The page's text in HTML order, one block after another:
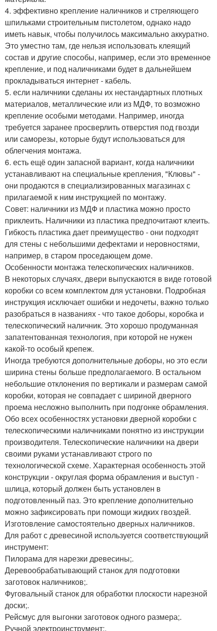
4. эффективно крепление наличников и стреляющего
шпильками строительным пистолетом, однако надо
иметь навык, чтобы получилось максимально аккуратно.
Это уместно там, где нельзя использовать клеящий
состав и другие способы, например, если это временное
крепление, и под наличниками будет в дальнейшем
прокладываться интернет - кабель.
5. если наличники сделаны их нестандартных плотных
материалов, металлические или из МДФ, то возможно
крепление особыми методами. Например, иногда
требуется заранее просверлить отверстия под гвозди
или саморезы, которые будут использоваться для
облегчения монтажа.
6. есть ещё один запасной вариант, когда наличники
устанавливают на специальные крепления, "Клювы" -
они продаются в специализированных магазинах с
прилагаемой к ним инструкцией по монтажу.
Совет: наличники из МДФ и пластика можно просто
приклеить. Наличники из пластика предпочитают клеить.
Гибкость пластика дает преимущество - они подходят
для стены с небольшими дефектами и неровностями,
например, в старом проседающем доме.
Особенности монтажа телескопических наличников.
В некоторых случаях, двери выпускаются в виде готовой
коробки со всем комплектом для установки. Подробная
инструкция исключает ошибки и недочеты, важно только
разобраться в названиях - что такое доборы, коробка и
телескопический наличник. Это хорошо продуманная
запатентованная технология, при которой не нужен
какой-то особый крепеж.
Иногда требуются дополнительные доборы, но это если
ширина стены больше предполагаемого. В остальном
небольшие отклонения по вертикали и размерам самой
коробки, которая не совпадает с шириной дверного
проема несложно выполнить при подгонке обрамления.
Обо всех особенностях установки дверной коробки с
телескопическими наличниками понятно из инструкции
производителя. Телескопические наличники на двери
своими руками устанавливают строго по
технологической схеме. Характерная особенность этой
конструкции - округлая форма обрамления и выступ -
шлица, который должен быть установлен в
подготовленный паз. Это крепление дополнительно
можно зафиксировать при помощи жидких гвоздей.
Изготовление самостоятельно дверных наличников.
Для работ с древесиной используется соответствующий
инструмент:
Пилорама для нарезки древесины;.
Деревообрабатывающий станок для подготовки
заготовок наличников;.
Фуговальный станок для обработки плоскости нарезной
доски;.
Рейсмус для выгонки заготовок одного размера;.
Ручной электроинструмент;.